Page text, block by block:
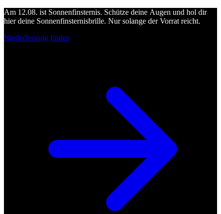
Am 12.08. ist Sonnenfinsternis. Schütze deine Augen und hol dir
hier deine Sonnenfinsternisbrille. Nur solange der Vorrat reicht.
Niederlassung finden